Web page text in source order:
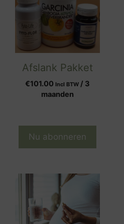
Afslank Pakket
€101.00 Incl BTW / 3
maanden
Nu abonneren